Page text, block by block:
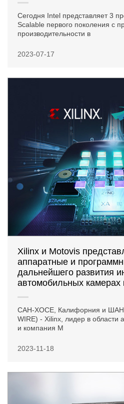
Сегодня Intel представляет 3
Scalable первого поколения с
производительности в
2023-07-17
Xilinx и Motovis
аппаратные и
дальнейшего развития
автомобильных камерах
САН-ХОСЕ, Калифорния и
WIRE) - Xilinx, лидер в области
и компания M
2023-11-18